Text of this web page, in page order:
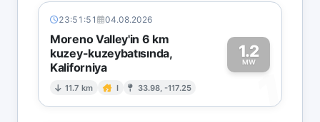
23:51:51 04.08.2026
Moreno Valley'in 6 km
kuzey-kuzeybatısında,
Kaliforniya
11.7 km I 33.98, -117.25
1.2
MW
1